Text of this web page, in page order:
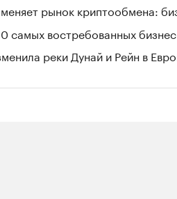
рынок криптообмена:
самых востребованных
реки Дунай и Рейн в